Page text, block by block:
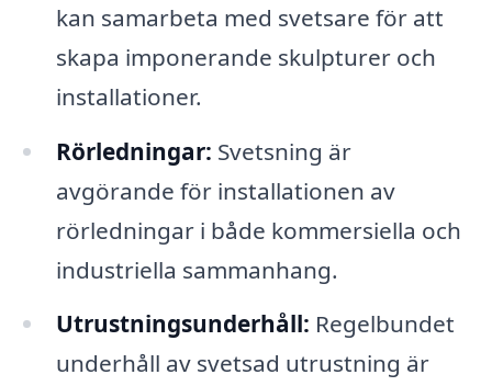
kan samarbeta med svetsare för att
skapa imponerande skulpturer och
installationer.
Rörledningar: Svetsning är
avgörande för installationen av
rörledningar i både kommersiella och
industriella sammanhang.
Utrustningsunderhåll: Regelbundet
underhåll av svetsad utrustning är